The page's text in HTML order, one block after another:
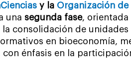
y la Organización de
una segunda fase, orientada
consolidación de unidades
en bioeconomía,
énfasis en la